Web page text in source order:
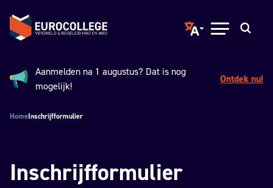
Spring naar hoofdinhoud
Terug naar de homepage
Translate page to
Open menu
Aankondiging:
Aanmelden na 1 augustus? Dat is nog
mogelijk!
Ontdek nu!
HomeInschrijfformulier
Inschrijfformulier